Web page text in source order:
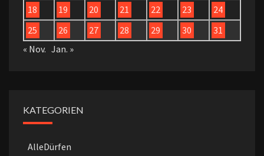
18
19 20 21 22 23
24
25
26 27 28 29 30
31
« Nov. Jan. »
KATEGORIEN
AlleDürfen